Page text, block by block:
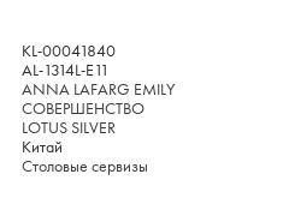
KL-00041840
AL-1314L-E11
ANNA LAFARG EMILY
СОВЕРШЕНСТВО
LOTUS SILVER
Китай
Столовые сервизы